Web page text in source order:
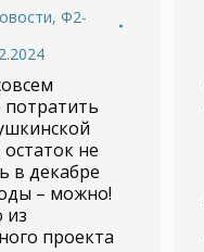
, Ф2-
не
в декабре
– можно!
из
проекта